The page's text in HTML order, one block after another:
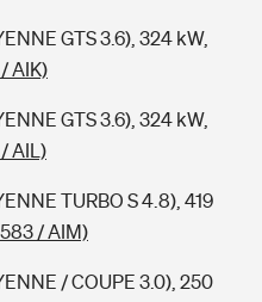
GTS 3.6), 324 kW,
AIK)
GTS 3.6), 324 kW,
AIL)
TURBO S 4.8), 419
/ AIM)
/ COUPE 3.0), 250